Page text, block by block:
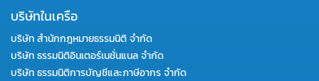
บริษัทในเครือ
บริษัท สำนักกฎหมายธรรมนิติ จำกัด
บริษัท ธรรมนิติอินเตอร์เนชั่นแนล จำกัด
บริษัท ธรรมนิติการบัญชีและภาษีอากร จำกัด